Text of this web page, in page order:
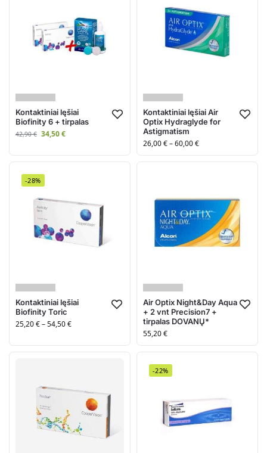
Kontaktiniai lęšiai
Biofinity 6 + tirpalas
42,90€ 34,50€
Kontaktiniai lęšiai Air
Optix Hydraglyde for
Astigmatism
26,00€–60,00€
-28%
Kontaktiniai lęšiai
Biofinity Toric
25,20€–54,50€
Air Optix Night&Day Aqua
+ 2 vnt Precision7 +
tirpalas DOVANŲ*
55,20€
-22%